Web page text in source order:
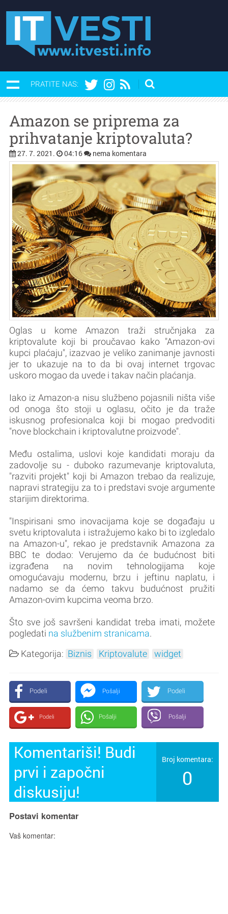
PRATITE NAS:
Amazon se priprema za
prihvatanje kriptovaluta?
27. 7. 2021. 04:16 nema komentara
Oglas u kome Amazon traži stručnjaka za
kriptovalute koji bi proučavao kako "Amazon-ovi
kupci plaćaju", izazvao je veliko zanimanje javnosti
jer to ukazuje na to da bi ovaj internet trgovac
uskoro mogao da uvede i takav način plaćanja.
Iako iz Amazon-a nisu službeno pojasnili ništa više
od onoga što stoji u oglasu, očito je da traže
iskusnog profesionalca koji bi mogao predvoditi
"nove blockchain i kriptovalutne proizvode".
Među ostalima, uslovi koje kandidati moraju da
zadovolje su - duboko razumevanje kriptovaluta,
"razviti projekt" koji bi Amazon trebao da realizuje,
napravi strategiju za to i predstavi svoje argumente
starijim direktorima.
"Inspirisani smo inovacijama koje se događaju u
svetu kriptovaluta i istražujemo kako bi to izgledalo
na Amazon-u", rekao je predstavnik Amazona za
BBC te dodao: Verujemo da će budućnost biti
izgrađena na novim tehnologijama koje
omogućavaju modernu, brzu i jeftinu naplatu, i
nadamo se da ćemo takvu budućnost pružiti
Amazon-ovim kupcima veoma brzo.
Što sve još savršeni kandidat treba imati, možete
pogledati na službenim stranicama.
Kategorija: Biznis Kriptovalute widget
Podeli Pošalji Podeli
Podeli Pošalji Pošalji
Komentariši! Budi
prvi i započni
diskusiju!
Broj komentara:
0
Postavi komentar
Vaš komentar: